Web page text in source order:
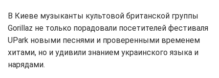
В Киеве музыканты культовой британской группы
Gorillaz не только порадовали посетителей фестиваля
UPark новыми песнями и проверенными временем
хитами, но и удивили знанием украинского языка и
нарядами.